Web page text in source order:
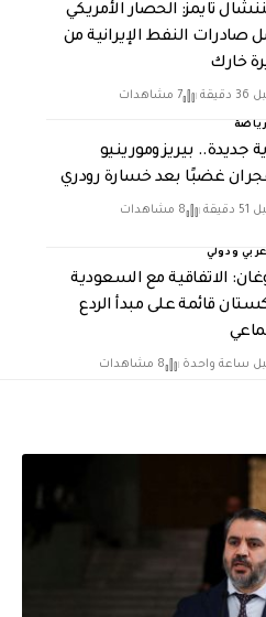
تايمز: الحصار الأمريكي
صادرات النفط الإيرانية من
خارك
دقيقة 7 مشاهدات
رياضة
جديدة.. بيريز ومورينيو
غضبًا بعد خسارة رودري
دقيقة 8 مشاهدات
عربي ودولي
الاتفاقية مع السعودية
قائمة على مبدأ الردع
ساعة واحدة 8 مشاهدات